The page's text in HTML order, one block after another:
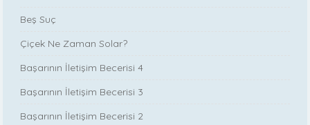
Beş Suç
Çiçek Ne Zaman Solar?
Başarının İletişim Becerisi 4
Başarının İletişim Becerisi 3
Başarının İletişim Becerisi 2